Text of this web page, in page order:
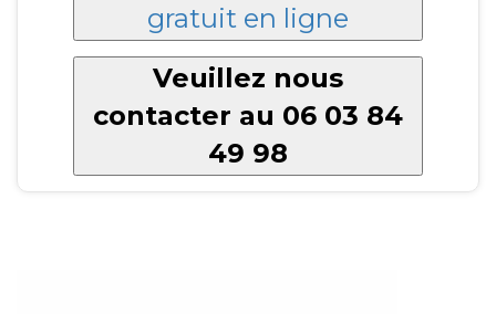
gratuit en ligne
Veuillez nous
contacter au 06 03 84
49 98